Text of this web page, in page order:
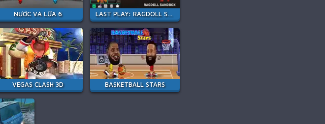
NƯỚC VÀ LỮA 6 LAST PLAY: RAGDOLL SANDBOX
VEGAS CLASH 3D BASKETBALL STARS